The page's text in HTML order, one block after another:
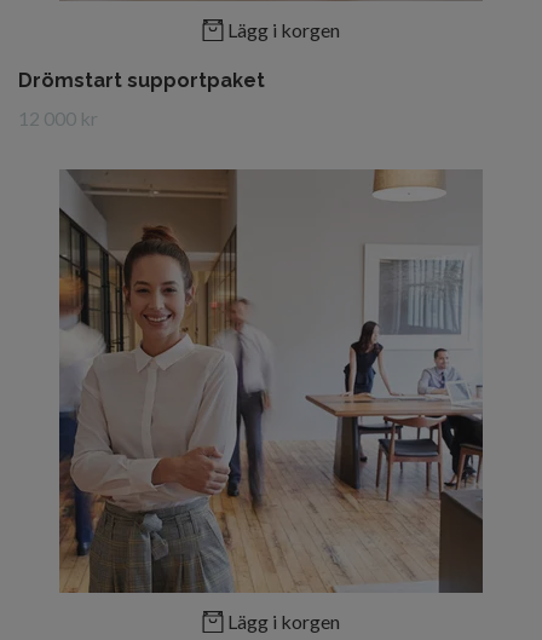
Lägg i korgen
Drömstart supportpaket
12 000 kr
Lägg i korgen